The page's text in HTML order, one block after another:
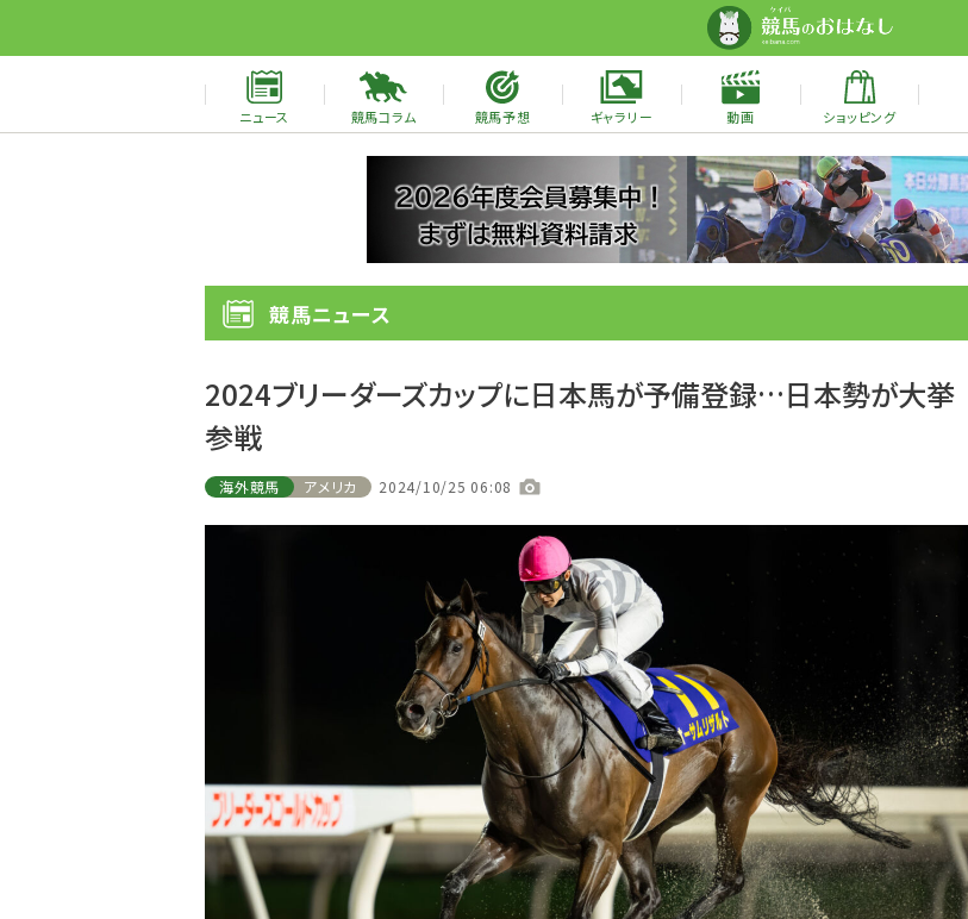
ニュース 競馬コラム 競馬予想 ギャラリー 動画 ショッピング
競馬ニュース
2024ブリーダーズカップに日本馬が予備登録…日本勢が大挙
参戦
海外競馬 アメリカ 2024/10/25 06:08